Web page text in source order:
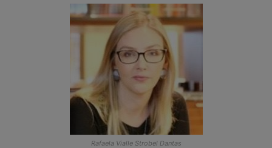
Rafaela Vialle Strobel Dantas